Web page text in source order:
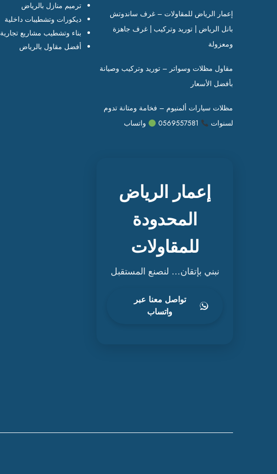
إعمار الرياض للمقاولات – غرف ساندوتش
بانل الرياض | توريد وتركيب | غرف جاهزة
ومعزولة
مقاول مظلات وسواتر – توريد وتركيب وصيانة
بأفضل الأسعار
مظلات سيارات ألمنيوم – فخامة ومتانة تدوم
لسنوات
واتساب
إعمار الرياض
المحدودة
للمقاولات
نبني بإتقان… لنصنع المستقبل
تواصل معنا عبر
واتساب
ترميم منازل بالرياض
ديكورات وتشطيبات داخلية
بناء وتشطيب مشاريع تجارية
أفضل مقاول بالرياض